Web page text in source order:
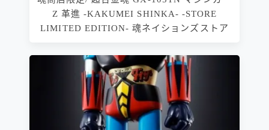
Z 革進 -KAKUMEI SHINKA- -STORE
LIMITED EDITION- 魂ネイションズストア